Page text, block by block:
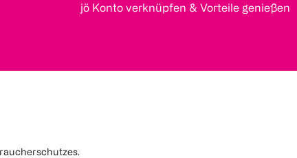
jö Konto verknüpfen & Vorteile genießen